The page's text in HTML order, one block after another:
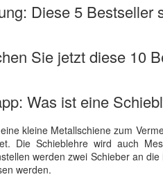
Diese 5 Bestseller
Sie jetzt diese 10
Was ist eine
kleine Metallschiene zum
Die Schieblehre wird auch
werden zwei Schieber an
werden.